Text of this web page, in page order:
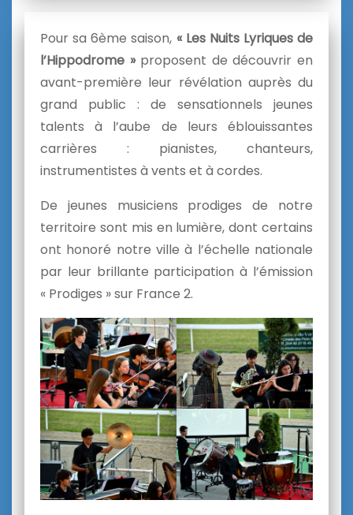
Pour sa 6ème saison, « Les Nuits Lyriques de
l’Hippodrome »proposent de découvrir en
avant-première leur révélation auprès du
grand public : de sensationnels jeunes
talents à l’aube de leurs éblouissantes
carrières : pianistes, chanteurs,
instrumentistes à vents et à cordes.
De jeunes musiciens prodiges de notre
territoire sont mis en lumière, dont certains
ont honoré notre ville à l’échelle nationale
par leur brillante participation à l’émission
« Prodiges » sur France 2.